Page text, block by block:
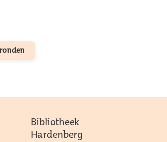
Bibliotheek
Hardenberg